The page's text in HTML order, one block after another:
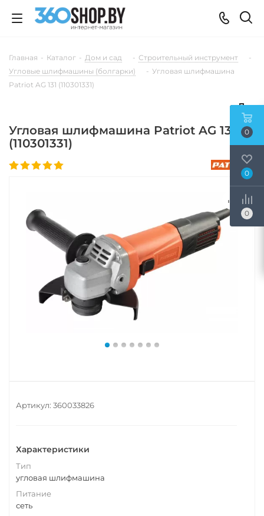
Главная - Каталог - Дом и сад - Строительный инструмент
-
Угловые шлифмашины (болгарки)
- Угловая шлифмашина
Patriot AG 131 (110301331)
Угловая шлифмашина Patriot AG 131
(110301331)
Артикул: 360033826
Характеристики
Тип
угловая шлифмашина
Питание
сеть
0
0
0